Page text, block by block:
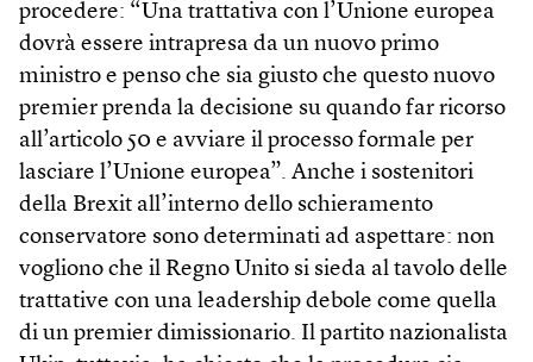
procedere: “Una trattativa con l’Unione europea
dovrà essere intrapresa da un nuovo primo
ministro e penso che sia giusto che questo nuovo
premier prenda la decisione su quando far ricorso
all’articolo 50 e avviare il processo formale per
lasciare l’Unione europea”. Anche i sostenitori
della Brexit all’interno dello schieramento
conservatore sono determinati ad aspettare: non
vogliono che il Regno Unito si sieda al tavolo delle
trattative con una leadership debole come quella
di un premier dimissionario. Il partito nazionalista